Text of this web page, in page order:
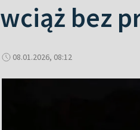
wciąż bez
08.01.2026, 08:12